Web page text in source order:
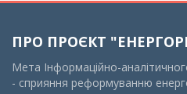
ПРО ПРОЄКТ
Мета Інформаційно-
- сприяння реформуванню